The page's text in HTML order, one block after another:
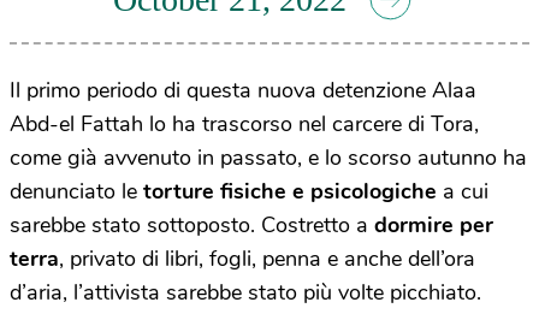
Il primo periodo di questa nuova detenzione Alaa
Abd-el Fattah lo ha trascorso nel carcere di Tora,
come già avvenuto in passato, e lo scorso autunno ha
denunciato le torture fisiche e psicologiche a cui
sarebbe stato sottoposto. Costretto a dormire per
terra, privato di libri, fogli, penna e anche dell’ora
d’aria, l’attivista sarebbe stato più volte picchiato.